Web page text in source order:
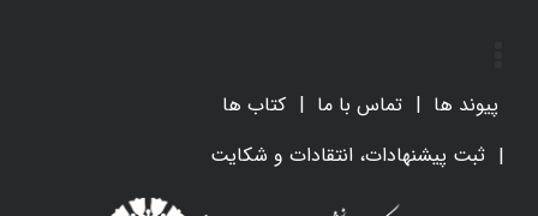
پیوند ها تماس با ما
کتاب ها
ثبت پیشنهادات، انتقادات و شکایت